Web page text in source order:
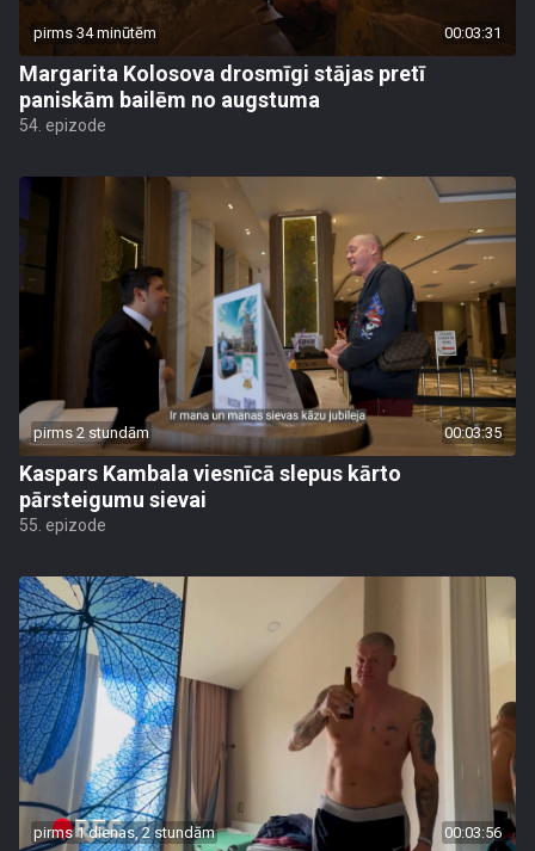
pirms 34 minūtēm 00:03:31
Margarita Kolosova drosmīgi stājas pretī
paniskām bailēm no augstuma
54. epizode
pirms 2 stundām 00:03:35
Kaspars Kambala viesnīcā slepus kārto
pārsteigumu sievai
55. epizode
pirms 1 dienas, 2 stundām 00:03:56